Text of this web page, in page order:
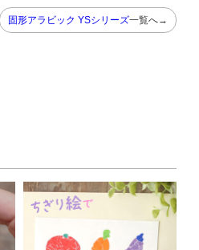
固形アラビック YSシリーズ一覧へ→